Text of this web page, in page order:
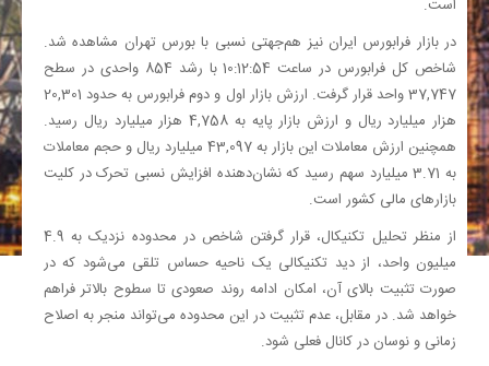
است.
در بازار فرابورس ایران نیز هم‌جهتی نسبی با بورس تهران مشاهده شد.
شاخص کل فرابورس در ساعت 10:12:54 با رشد 854 واحدی در سطح
37,747 واحد قرار گرفت. ارزش بازار اول و دوم فرابورس به حدود 20,301
هزار میلیارد ریال و ارزش بازار پایه به 4,758 هزار میلیارد ریال رسید.
همچنین ارزش معاملات این بازار به 43,097 میلیارد ریال و حجم معاملات
به 3.71 میلیارد سهم رسید که نشان‌دهنده افزایش نسبی تحرک در کلیت
بازارهای مالی کشور است.
از منظر تحلیل تکنیکال، قرار گرفتن شاخص در محدوده نزدیک به 4.9
میلیون واحد، از دید تکنیکالی یک ناحیه حساس تلقی می‌شود که در
صورت تثبیت بالای آن، امکان ادامه روند صعودی تا سطوح بالاتر فراهم
خواهد شد. در مقابل، عدم تثبیت در این محدوده می‌تواند منجر به اصلاح
زمانی و نوسان در کانال فعلی شود.